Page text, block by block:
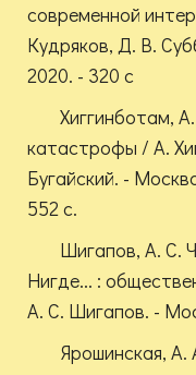
современной
Кудряков, Д. В.
2020. - 320 с
Хиггинботам,
катастрофы / А.
Бугайский. -
552 с.
Шигапов, А. С.
Нигде... :
А. С. Шигапов. -
Ярошинская, А.